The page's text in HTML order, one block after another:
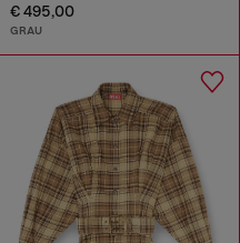
€ 495,00
GRAU